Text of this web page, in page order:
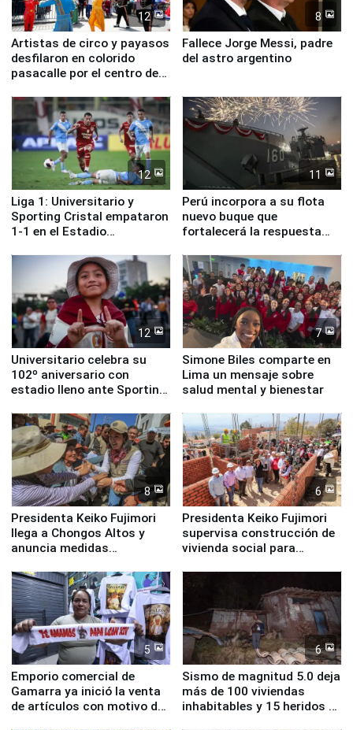
12
Artistas de circo y payasos
desfilaron en colorido
pasacalle por el centro de
8
Fallece Jorge Messi, padre
del astro argentino
12
Liga 1: Universitario y
Sporting Cristal empataron
1-1 en el Estadio
11
Perú incorpora a su flota
nuevo buque que
fortalecerá la respuesta
12
Universitario celebra su
102º aniversario con
estadio lleno ante Sporting
7
Simone Biles comparte en
Lima un mensaje sobre
salud mental y bienestar
8
Presidenta Keiko Fujimori
llega a Chongos Altos y
anuncia medidas
educación, salud y empleo
6
Presidenta Keiko Fujimori
supervisa construcción de
vivienda social para
5
Emporio comercial de
Gamarra ya inició la venta
de artículos con motivo de
6
Sismo de magnitud 5.0 deja
más de 100 viviendas
inhabitables y 15 heridos en